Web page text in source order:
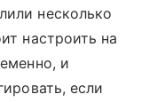
несколько
настроить на
и
если